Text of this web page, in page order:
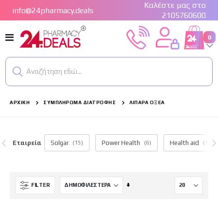
info@24pharmacy.deals
Καλέστε μας στο
2105760600
Εναλλαγή
Πλοήγησης
Cart
0
Αναζήτηση εδώ...
ΑΡΧΙΚΉ ΣΥΜΠΛΉΡΩΜΑ ΔΙΑΤΡΟΦΉΣ ΛΙΠΑΡΆ ΟΞΈΑ
Εταιρεία Solgar (15) Power Health (6) Health aid (17)
FILTER
Ορίστε